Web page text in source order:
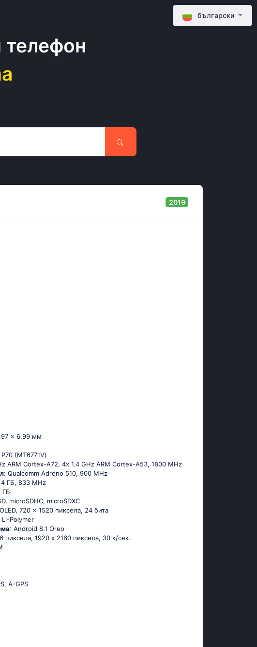
телефон
български
2019
x 6.99 мм
(МТ6771V)
АRМ Соrtех-А72, 4х 1.4 GНz АRМ Соrtех-А53, 1800 MHz
: Qualcomm Adreno 510, 900 MHz
ГБ, 833 MHz
ГБ
microSDHC, microSDXC
720 x 1520 пиксела, 24 бита
Polymer
: Аndrоid 8.1 Оrео
пиксела, 1920 x 2160 пиксела, 30 к/сек.
А-GРS